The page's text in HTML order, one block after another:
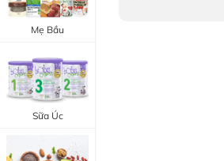
Mẹ Bầu
Sữa Úc